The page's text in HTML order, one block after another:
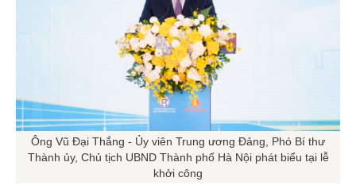
Ông Vũ Đại Thắng - Ủy viên Trung ương Đảng, Phó Bí thư
Thành ủy, Chủ tịch UBND Thành phố Hà Nội phát biểu tại lễ
khởi công